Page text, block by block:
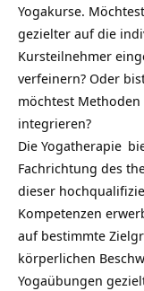
Yogakurse.
gezielter auf die
Kursteilnehmer
verfeinern? Oder
möchtest
integrieren?
Die Yogatherapie
Fachrichtung des
dieser
Kompetenzen
auf bestimmte
körperlichen
Yogaübungen